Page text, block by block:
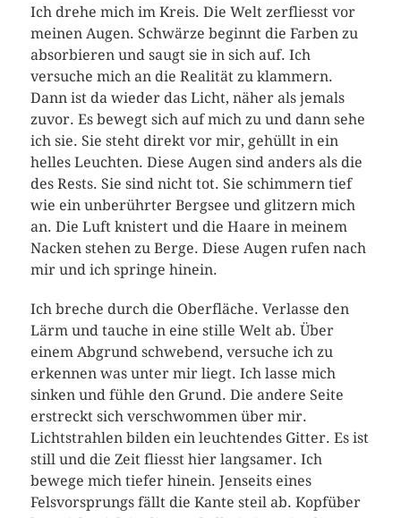
Ich drehe mich im Kreis. Die Welt zerfliesst vor
meinen Augen. Schwärze beginnt die Farben zu
absorbieren und saugt sie in sich auf. Ich
versuche mich an die Realität zu klammern.
Dann ist da wieder das Licht, näher als jemals
zuvor. Es bewegt sich auf mich zu und dann sehe
ich sie. Sie steht direkt vor mir, gehüllt in ein
helles Leuchten. Diese Augen sind anders als die
des Rests. Sie sind nicht tot. Sie schimmern tief
wie ein unberührter Bergsee und glitzern mich
an. Die Luft knistert und die Haare in meinem
Nacken stehen zu Berge. Diese Augen rufen nach
mir und ich springe hinein.
Ich breche durch die Oberfläche. Verlasse den
Lärm und tauche in eine stille Welt ab. Über
einem Abgrund schwebend, versuche ich zu
erkennen was unter mir liegt. Ich lasse mich
sinken und fühle den Grund. Die andere Seite
erstreckt sich verschwommen über mir.
Lichtstrahlen bilden ein leuchtendes Gitter. Es ist
still und die Zeit fliesst hier langsamer. Ich
bewege mich tiefer hinein. Jenseits eines
Felsvorsprungs fällt die Kante steil ab. Kopfüber